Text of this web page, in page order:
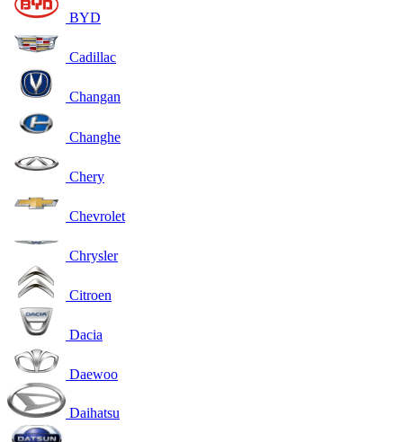
BYD
Cadillac
Changan
Changhe
Chery
Chevrolet
Chrysler
Citroen
Dacia
Daewoo
Daihatsu